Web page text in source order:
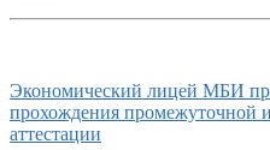
Экономический лицей МБИ
прохождения промежуточной
аттестации